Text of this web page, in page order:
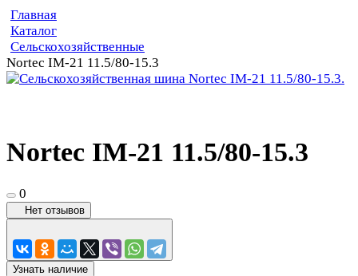
Главная
Каталог
Сельскохозяйственные
Nortec IM-21 11.5/80-15.3
Nortec IM-21 11.5/80-15.3
0
Нет отзывов
Узнать наличие